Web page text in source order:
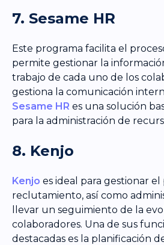
7. Sesame HR
Este programa facilita el
permite gestionar la
trabajo de cada uno de los
gestiona la comunicación
Sesame HR es una solución
para la administración de
8. Kenjo
Kenjo es ideal para gestionar el
reclutamiento, así como
llevar un seguimiento de la
colaboradores. Una de sus
destacadas es la planificación